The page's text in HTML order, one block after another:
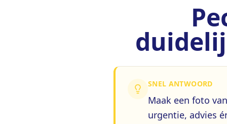
SNEL ANTWOORD
Maak een foto
urgentie, advies